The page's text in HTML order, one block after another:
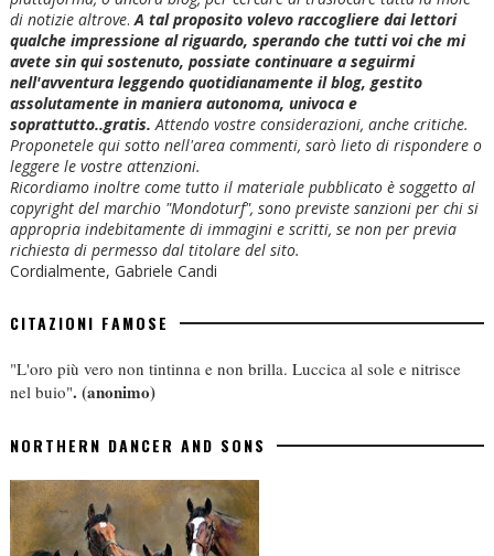
di notizie altrove.A tal proposito volevo raccogliere dai lettori
qualche impressione al riguardo, sperando che tutti voi che mi
avete sin qui sostenuto, possiate continuare a seguirmi
nell'avventura leggendo quotidianamente il blog, gestito
assolutamente in maniera autonoma, univoca e
soprattutto..gratis. Attendo vostre considerazioni, anche critiche.
Proponetele qui sotto nell'area commenti, sarò lieto di rispondere o
leggere le vostre attenzioni.
Ricordiamo inoltre come tutto il materiale pubblicato è soggetto al
copyright del marchio "Mondoturf", sono previste sanzioni per chi si
appropria indebitamente di immagini e scritti, se non per previa
richiesta di permesso dal titolare del sito.
Cordialmente, Gabriele Candi
CITAZIONI FAMOSE
"L'oro più vero non tintinna e non brilla. Luccica al sole e nitrisce
nel buio". (anonimo)
NORTHERN DANCER AND SONS